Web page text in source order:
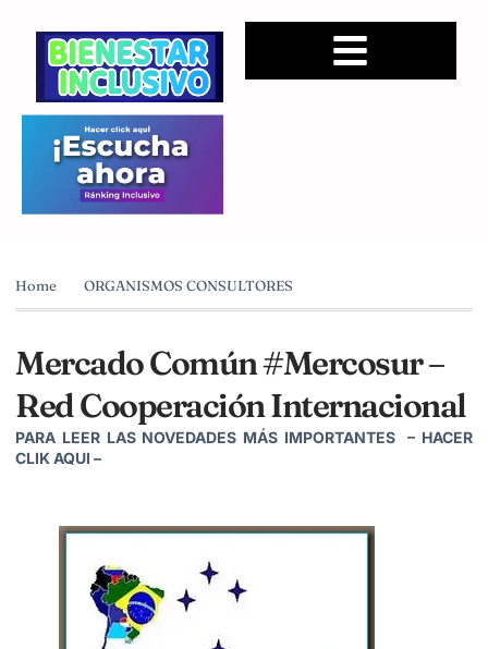
Home ORGANISMOS CONSULTORES
Mercado Común #Mercosur –
Red Cooperación Internacional
PARA LEER LAS NOVEDADES MÁS IMPORTANTES – HACER
CLIK AQUI –